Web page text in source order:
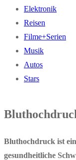
Elektronik
Reisen
Filme+Serien
Musik
Autos
Stars
Bluthochdruck ist
gesundheitliche